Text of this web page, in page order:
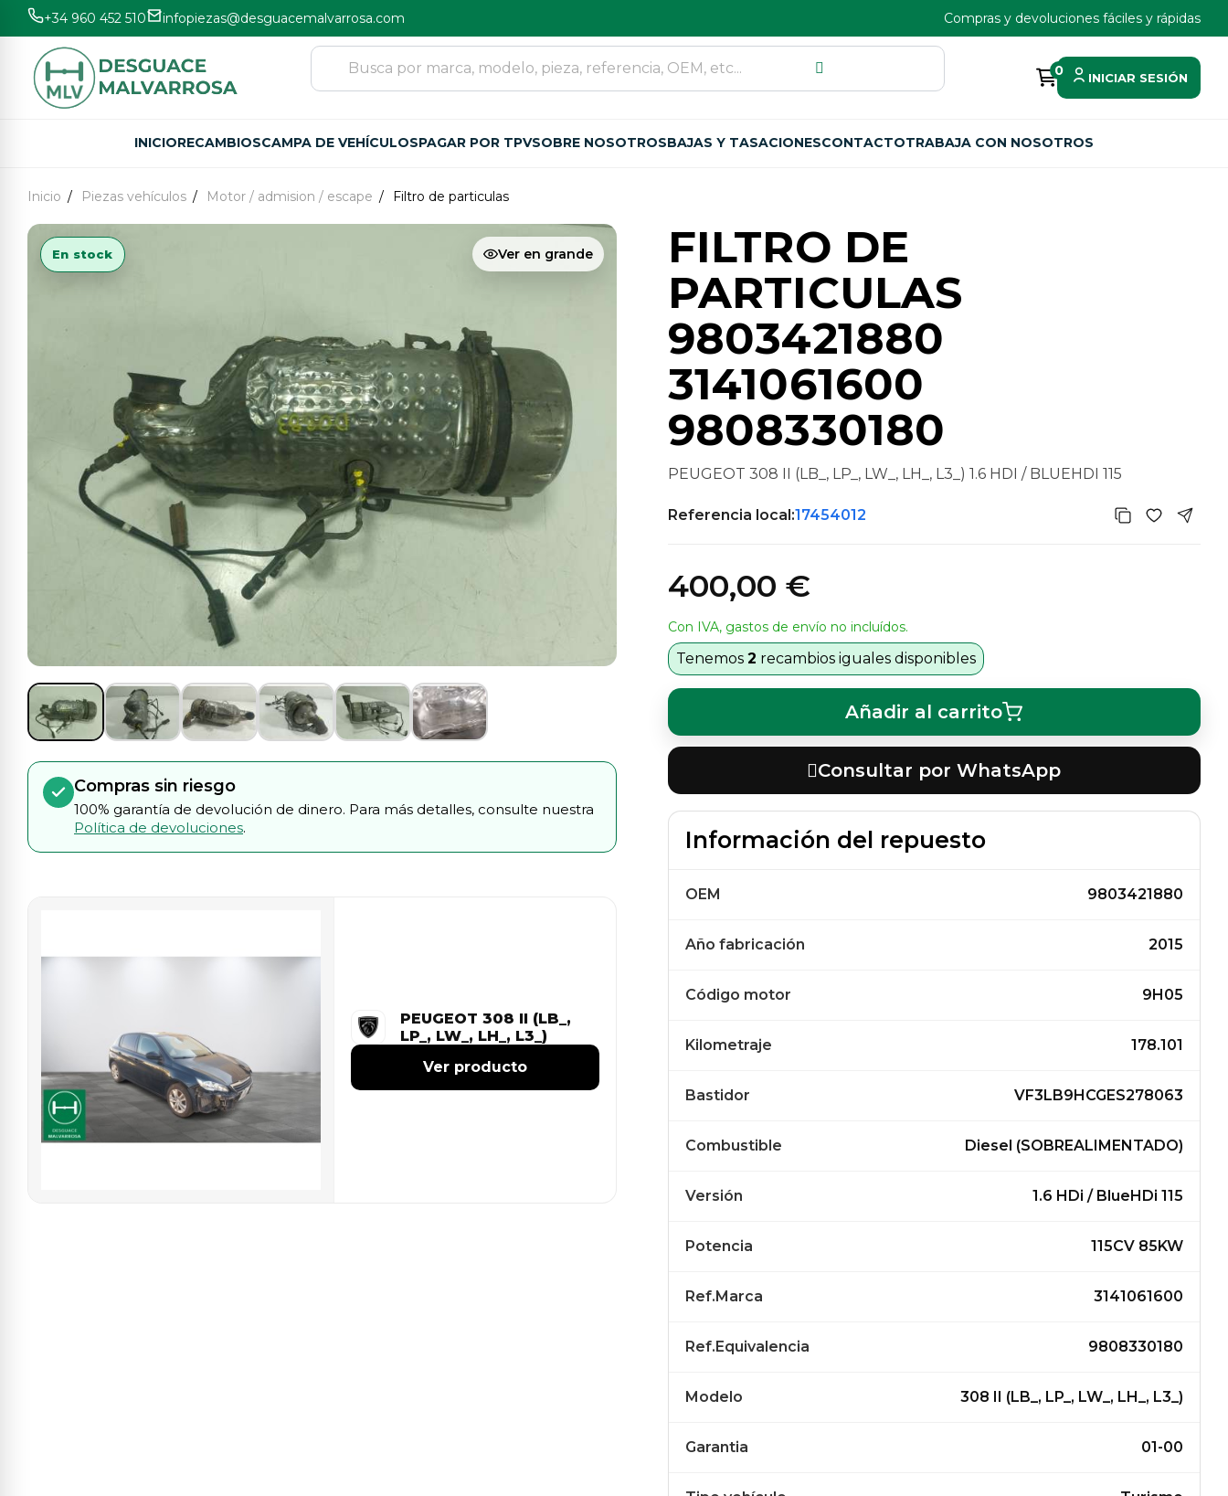
+34 960 452 510 infopiezas@desguacemalvarrosa.com Compras y devoluciones fáciles y rápidas
0 INICIAR SESIÓN
INICIORECAMBIOSCAMPA DE VEHÍCULOSPAGAR POR TPVSOBRE NOSOTROSBAJAS Y TASACIONESCONTACTOTRABAJA CON NOSOTROS
Inicio Piezas vehículos Motor / admision / escape Filtro de particulas
Ver en grande
En stock
Compras sin riesgo
100% garantía de devolución de dinero. Para más detalles, consulte nuestra
Política de devoluciones.
PEUGEOT 308 II (LB_,
LP_, LW_, LH_, L3_)
Ver producto
FILTRO DE
PARTICULAS
9803421880
3141061600
9808330180
PEUGEOT 308 II (LB_, LP_, LW_, LH_, L3_) 1.6 HDI / BLUEHDI 115
Referencia local:17454012
400,00 €
Con IVA, gastos de envío no incluídos.
Tenemos 2 recambios iguales disponibles
Añadir al carrito
Consultar por WhatsApp
Información del repuesto
OEM 9803421880
Año fabricación 2015
Código motor 9H05
Kilometraje 178.101
Bastidor VF3LB9HCGES278063
Combustible Diesel (SOBREALIMENTADO)
Versión 1.6 HDi / BlueHDi 115
Potencia 115CV 85KW
Ref.Marca 3141061600
Ref.Equivalencia 9808330180
Modelo 308 II (LB_, LP_, LW_, LH_, L3_)
Garantia 01-00